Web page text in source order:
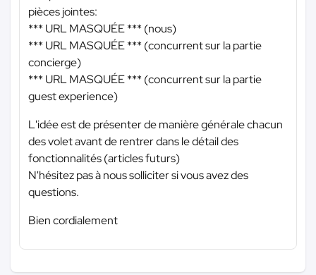
pièces jointes:
*** URL MASQUÉE *** (nous)
*** URL MASQUÉE *** (concurrent sur la partie
concierge)
*** URL MASQUÉE *** (concurrent sur la partie
guest experience)
L'idée est de présenter de manière générale chacun
des volet avant de rentrer dans le détail des
fonctionnalités (articles futurs)
N'hésitez pas à nous solliciter si vous avez des
questions.
Bien cordialement